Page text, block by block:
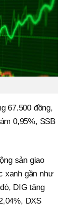
67.500 đồng,
0,95%, SSB
sản giao
xanh gần như
DIG tăng
DXS